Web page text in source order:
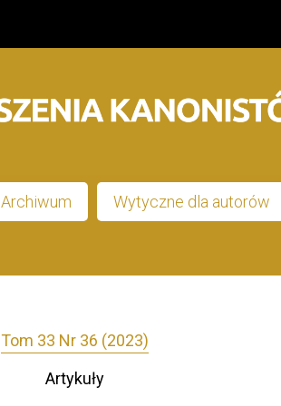
Archiwum Wytyczne dla autorów
Tom 33 Nr 36 (2023)
Artykuły